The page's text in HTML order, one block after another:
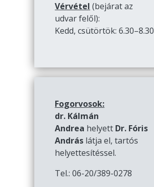
Vérvétel (bejárat az
udvar felől):
Kedd, csütörtök: 6.30–8.30
Fogorvosok:
dr. Kálmán
Andrea helyett Dr. Fóris
András látja el, tartós
helyettesítéssel.
Tel.: 06-20/389-0278